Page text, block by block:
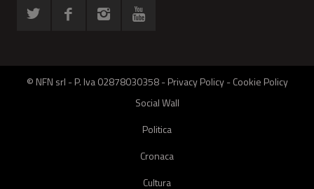
© NFN srl - P. Iva 02878030358 -Privacy Policy-Cookie Policy
Social Wall
Politica
Cronaca
Cultura